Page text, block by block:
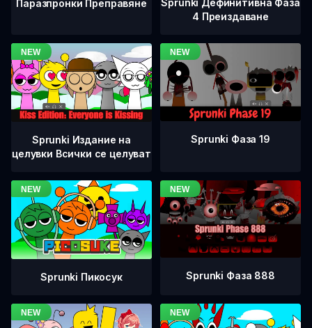
Паразпронки Преправяне
Sprunki Дефинитивна Фаза
4 Преиздаване
Sprunki Издание на
целувки Всички се целуват
Sprunki Фаза 19
Sprunki Пикосук Sprunki Фаза 888